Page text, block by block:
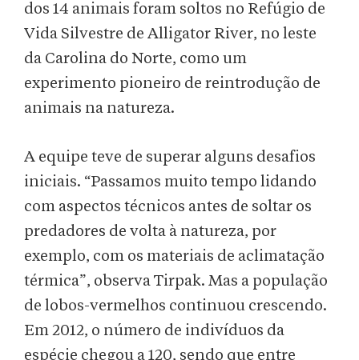
dos 14 animais foram soltos no Refúgio de
Vida Silvestre de Alligator River, no leste
da Carolina do Norte, como um
experimento pioneiro de reintrodução de
animais na natureza.
A equipe teve de superar alguns desafios
iniciais. “Passamos muito tempo lidando
com aspectos técnicos antes de soltar os
predadores de volta à natureza, por
exemplo, com os materiais de aclimatação
térmica”, observa Tirpak. Mas a população
de lobos-vermelhos continuou crescendo.
Em 2012, o número de indivíduos da
espécie chegou a 120, sendo que entre